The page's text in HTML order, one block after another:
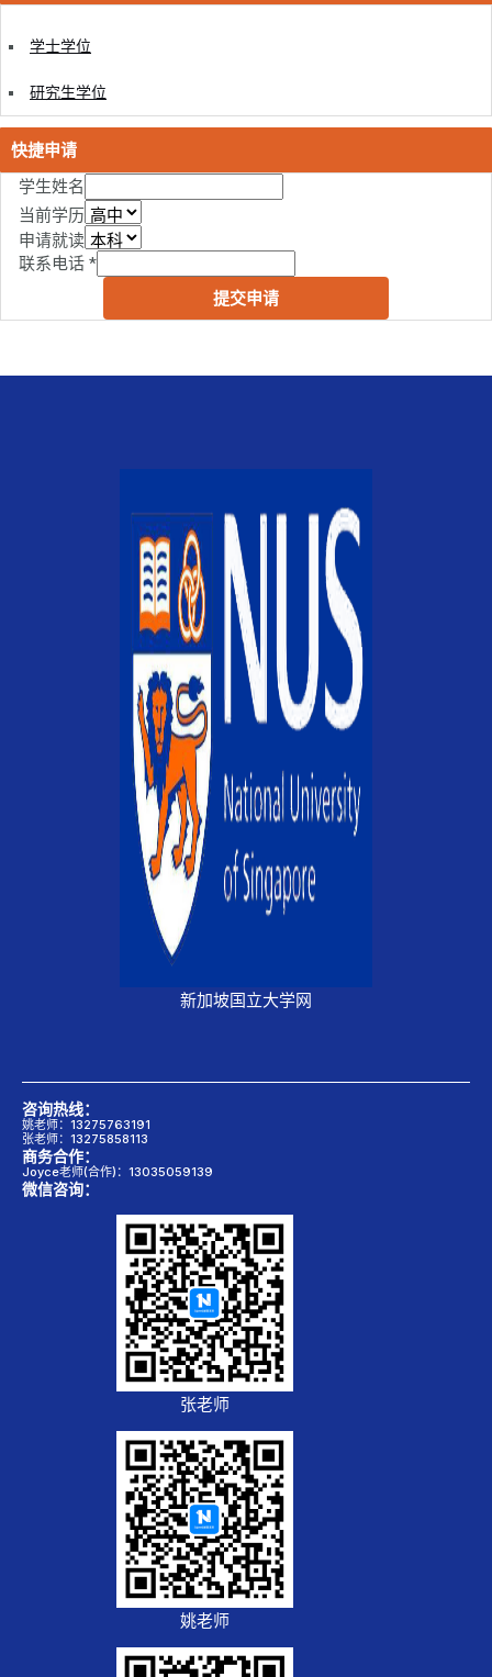
学士学位
研究生学位
快捷申请
学生姓名
当前学历
申请就读
联系电话 *
提交申请
新加坡国立大学网
咨询热线：
姚老师：13275763191
张老师：13275858113
商务合作：
Joyce老师(合作)：13035059139
微信咨询：
张老师
姚老师